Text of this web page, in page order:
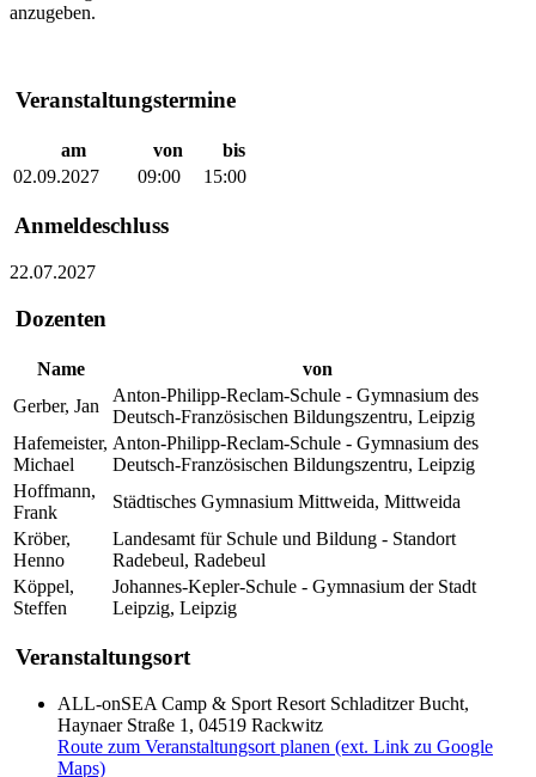
anzugeben.
Veranstaltungstermine
am von
bis
02.09.2027
09:00 15:00
Anmeldeschluss
22.07.2027
Dozenten
Name
von
Gerber, Jan
Anton-Philipp-Reclam-Schule - Gymnasium des
Deutsch-Französischen Bildungszentru, Leipzig
Hafemeister,
Michael
Anton-Philipp-Reclam-Schule - Gymnasium des
Deutsch-Französischen Bildungszentru, Leipzig
Hoffmann,
Frank
Städtisches Gymnasium Mittweida, Mittweida
Kröber,
Henno
Landesamt für Schule und Bildung - Standort
Radebeul, Radebeul
Köppel,
Steffen
Johannes-Kepler-Schule - Gymnasium der Stadt
Leipzig, Leipzig
Veranstaltungsort
ALL-onSEA Camp & Sport Resort Schladitzer Bucht,
Haynaer Straße 1, 04519 Rackwitz
Route zum Veranstaltungsort planen (ext. Link zu Google
Maps)